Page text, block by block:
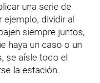
una serie de
dividir al
siempre juntos,
haya un caso o un
se aísle todo el
la estación.